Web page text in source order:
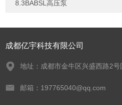
8.3BABSL高压泵
成都亿宇科技有限公司
地址：成都市金牛区兴盛西路2号
邮箱：197765040@qq.com